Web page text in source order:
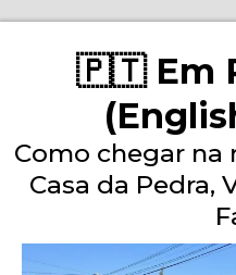
🇵🇹 Em
Como chegar na
Casa da Pedra,